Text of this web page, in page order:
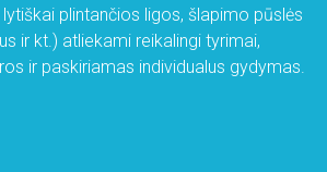
lytiškai plintančios ligos, šlapimo pūslės
ir kt.) atliekami reikalingi tyrimai,
ir paskiriamas individualus gydymas.